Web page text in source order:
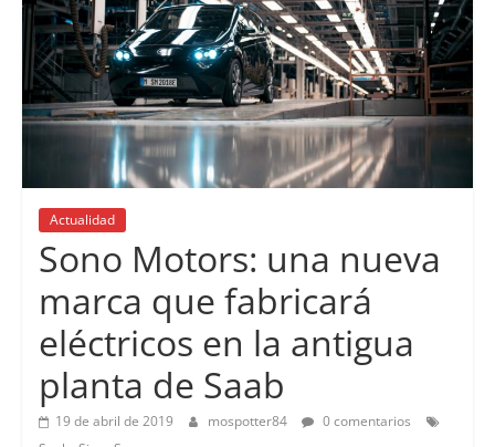
Actualidad
Sono Motors: una nueva
marca que fabricará
eléctricos en la antigua
planta de Saab
19 de abril de 2019 mospotter84
0 comentarios